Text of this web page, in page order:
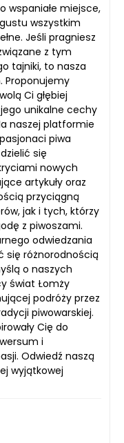
wspaniałe miejsce,
wszystkim
Jeśli pragniesz
z tym
tajniki, to nasza
Proponujemy
Ci głębiej
unikalne cechy
naszej platformie
piwa
się
nowych
artykuły oraz
przyciągną
jak i tych, którzy
z piwoszami.
odwiedzania
się różnorodnością
o naszych
świat Łomży
podróży przez
piwowarskiej.
Cię do
i
Odwiedź naszą
wyjątkowej